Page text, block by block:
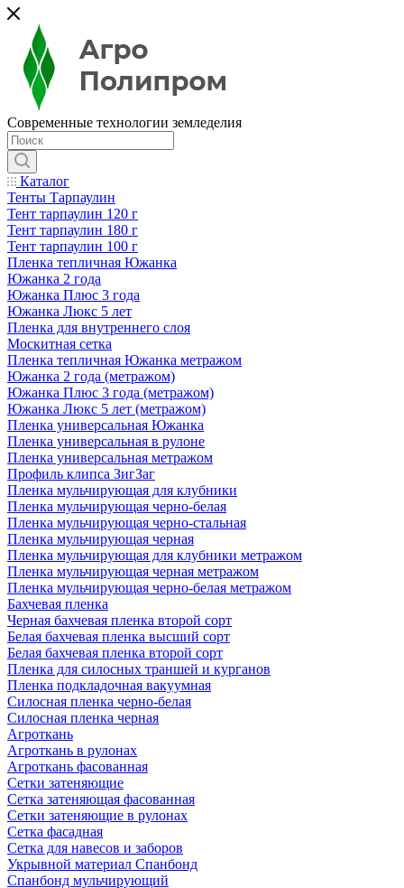
Современные технологии земледелия
Каталог
Тенты Тарпаулин
Тент тарпаулин 120 г
Тент тарпаулин 180 г
Тент тарпаулин 100 г
Пленка тепличная Южанка
Южанка 2 года
Южанка Плюс 3 года
Южанка Люкс 5 лет
Пленка для внутреннего слоя
Москитная сетка
Пленка тепличная Южанка метражом
Южанка 2 года (метражом)
Южанка Плюс 3 года (метражом)
Южанка Люкс 5 лет (метражом)
Пленка универсальная Южанка
Пленка универсальная в рулоне
Пленка универсальная метражом
Профиль клипса ЗигЗаг
Пленка мульчирующая для клубники
Пленка мульчирующая черно-белая
Пленка мульчирующая черно-стальная
Пленка мульчирующая черная
Пленка мульчирующая для клубники метражом
Пленка мульчирующая черная метражом
Пленка мульчирующая черно-белая метражом
Бахчевая пленка
Черная бахчевая пленка второй сорт
Белая бахчевая пленка высший сорт
Белая бахчевая пленка второй сорт
Пленка для силосных траншей и курганов
Пленка подкладочная вакуумная
Силосная пленка черно-белая
Силосная пленка черная
Агроткань
Агроткань в рулонах
Агроткань фасованная
Сетки затеняющие
Сетка затеняющая фасованная
Сетки затеняющие в рулонах
Сетка фасадная
Сетка для навесов и заборов
Укрывной материал Спанбонд
Спанбонд мульчирующий